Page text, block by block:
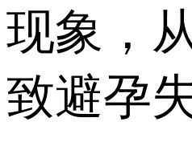
现象，
致避孕